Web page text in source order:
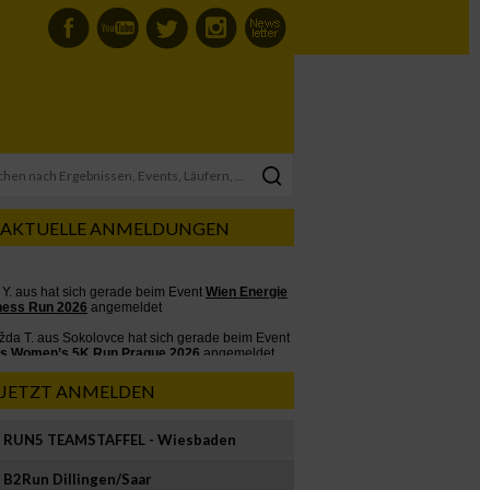
AKTUELLE ANMELDUNGEN
JETZT ANMELDEN
RUN5 TEAMSTAFFEL - Wiesbaden
B2Run Dillingen/Saar